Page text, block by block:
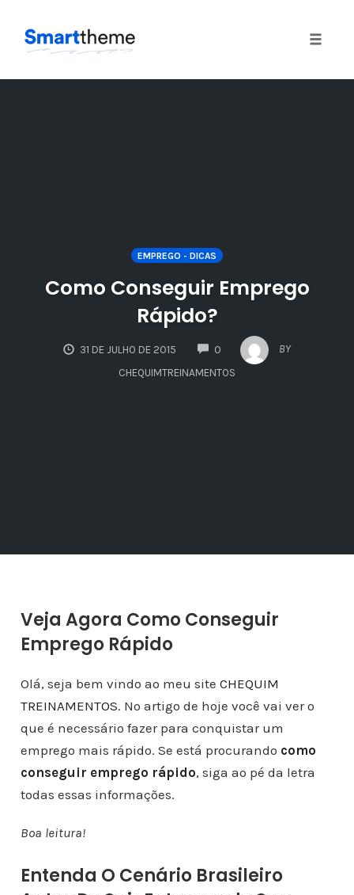
EMPREGO - DICAS
Como Conseguir Emprego
Rápido?
31 DE JULHO DE 2015 0
COMMENTS
BY
CHEQUIMTREINAMENTOS
Veja Agora Como Conseguir
Emprego Rápido
Olá, seja bem vindo ao meu site CHEQUIM
TREINAMENTOS. No artigo de hoje você vai ver o
que é necessário fazer para conquistar um
emprego mais rápido. Se está procurando como
conseguir emprego rápido, siga ao pé da letra
todas essas informações.
Boa leitura!
Entenda O Cenário Brasileiro